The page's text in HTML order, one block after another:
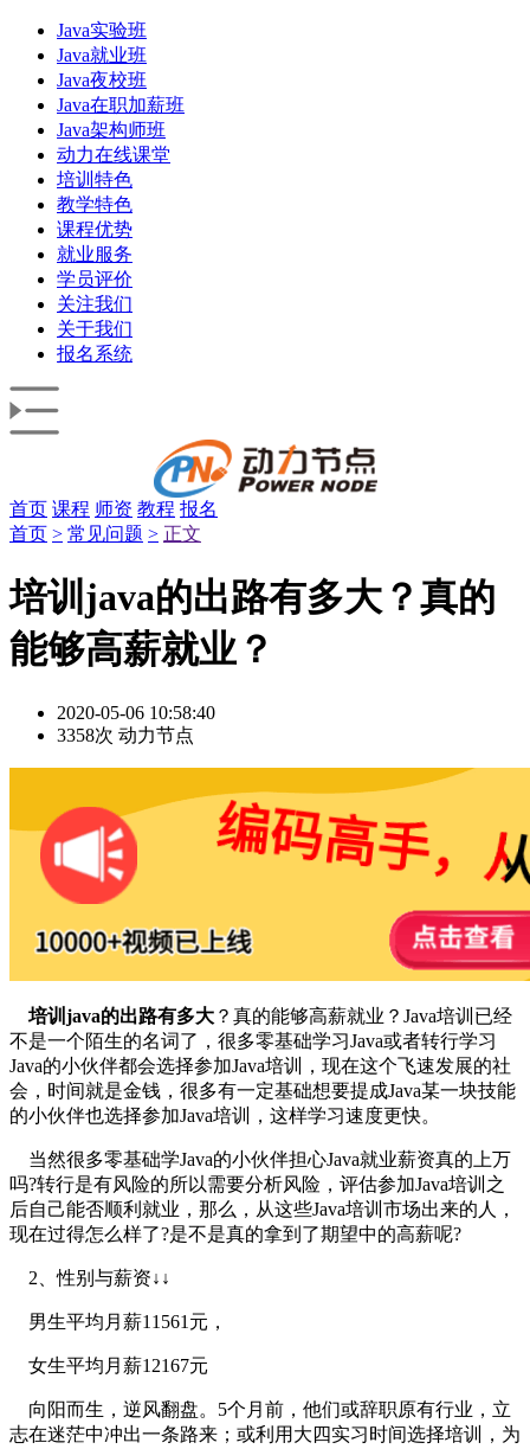
Java实验班
Java就业班
Java夜校班
Java在职加薪班
Java架构师班
动力在线课堂
培训特色
教学特色
课程优势
就业服务
学员评价
关注我们
关于我们
报名系统
首页 课程 师资 教程 报名
首页 > 常见问题 > 正文
培训java的出路有多大？真的
能够高薪就业？
2020-05-06 10:58:40
3358次 动力节点
培训java的出路有多大 ？真的能够高薪就业？Java培训已经
不是一个陌生的名词了，很多零基础学习Java或者转行学习
Java的小伙伴都会选择参加Java培训，现在这个飞速发展的社
会，时间就是金钱，很多有一定基础想要提成Java某一块技能
的小伙伴也选择参加Java培训，这样学习速度更快。
当然很多零基础学Java的小伙伴担心Java就业薪资真的上万
吗?转行是有风险的所以需要分析风险，评估参加Java培训之
后自己能否顺利就业，那么，从这些Java培训市场出来的人，
现在过得怎么样了?是不是真的拿到了期望中的高薪呢?
2、性别与薪资↓↓
男生平均月薪11561元，
女生平均月薪12167元
向阳而生，逆风翻盘。5个月前，他们或辞职原有行业，立
志在迷茫中冲出一条路来；或利用大四实习时间选择培训，为